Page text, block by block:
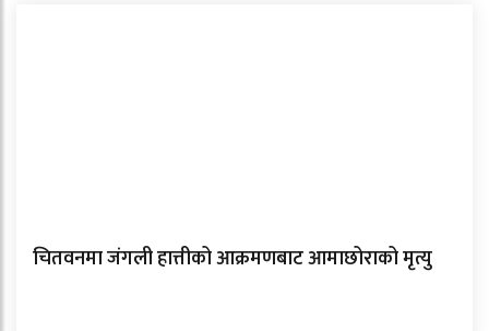
चितवनमा जंगली हात्तीको आक्रमणबाट आमाछोराको मृत्यु